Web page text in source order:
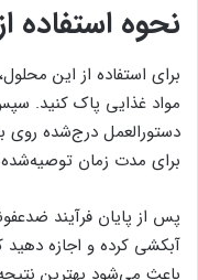
نحوه استفاده
برای استفاده از این
مواد غذایی پاک کنید.
دستورالعمل درج‌شده روی
برای مدت زمان
پس از پایان فرآیند
آبکشی کرده و اجازه
باعث می‌شود بهترین